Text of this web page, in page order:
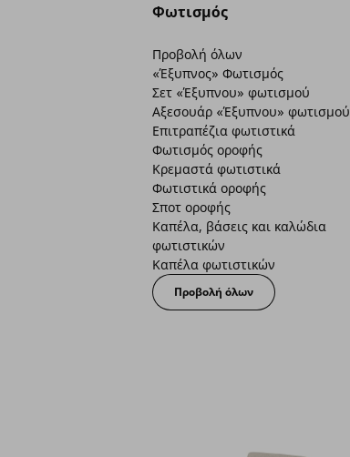
Φωτισμός
Προβολή όλων
«Έξυπνος» Φωτισμός
Σετ «Έξυπνου» φωτισμού
Αξεσουάρ «Έξυπνου» φωτισμού
Επιτραπέζια φωτιστικά
Φωτισμός οροφής
Κρεμαστά φωτιστικά
Φωτιστικά οροφής
Σποτ οροφής
Καπέλα, βάσεις και καλώδια
φωτιστικών
Καπέλα φωτιστικών
Προβολή όλων